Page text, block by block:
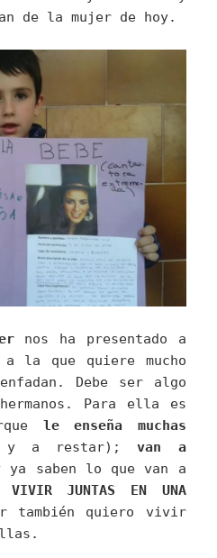
de la mujer de hoy.
nos ha presentado a
a la que quiere mucho
Debe ser algo
Para ella es
le enseña muchas
y a restar);van a
ya saben lo que van a
VIVIR JUNTAS EN UNA
también quiero vivir